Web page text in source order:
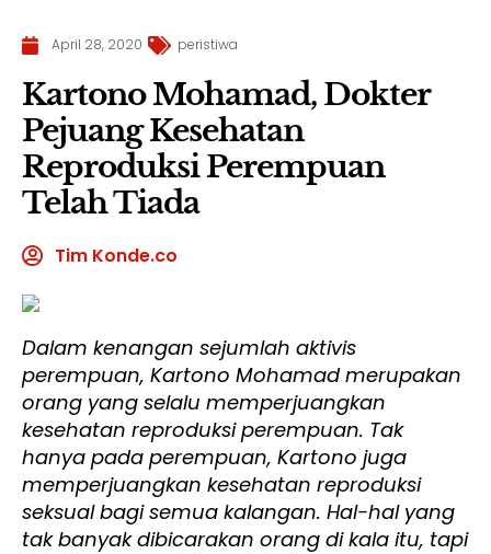
April 28, 2020 peristiwa
Kartono Mohamad, Dokter
Pejuang Kesehatan
Reproduksi Perempuan
Telah Tiada
Tim Konde.co
Dalam kenangan sejumlah aktivis
perempuan, Kartono Mohamad merupakan
orang yang selalu memperjuangkan
kesehatan reproduksi perempuan. Tak
hanya pada perempuan, Kartono juga
memperjuangkan kesehatan reproduksi
seksual bagi semua kalangan. Hal-hal yang
tak banyak dibicarakan orang di kala itu, tapi